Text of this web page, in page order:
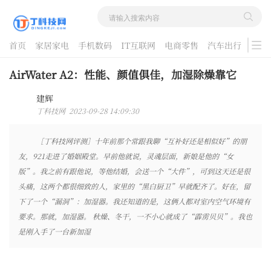
首页 家居家电 手机数码 IT互联网 电商零售 汽车出行
游戏
酷品评测
AirWater A2：性能、颜值俱佳，加湿除燥靠它
建辉
丁科技网 2023-09-28 14:09:30
［丁科技网评测］十年前那个常跟我聊“互补好还是相似好”的朋
友，921走进了婚姻殿堂。早前他就说，灵魂层面，新娘是他的“女
版”。我之前有跟他说，等他结婚，会送一个“大件”，可到这天还是很
头痛，这两个都很细致的人，家里的“黑白厨卫”早就配齐了。好在，留
下了一个“漏洞”：加湿器。我还知道的是，这俩人都对室内空气环境有
要求。那就，加湿器。 秋燥、冬干，一不小心就成了“霹雳贝贝”。我也
是刚入手了一台新加湿